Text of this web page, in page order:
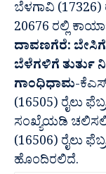
ಬೆಳಗಾವಿ (17326)
20676 ರಲ್ಲಿ
ದಾವಣಗೆರೆ:
ಬೆಳೆಗಳಿಗೆ ತುರ್ತು
ಗಾಂಧಿಧಾಮ-
(16505) ರೈಲು
ಸಂಖ್ಯೆಯಡಿ
(16506) ರೈಲು
ಹೊಂದಿರಲಿದೆ.